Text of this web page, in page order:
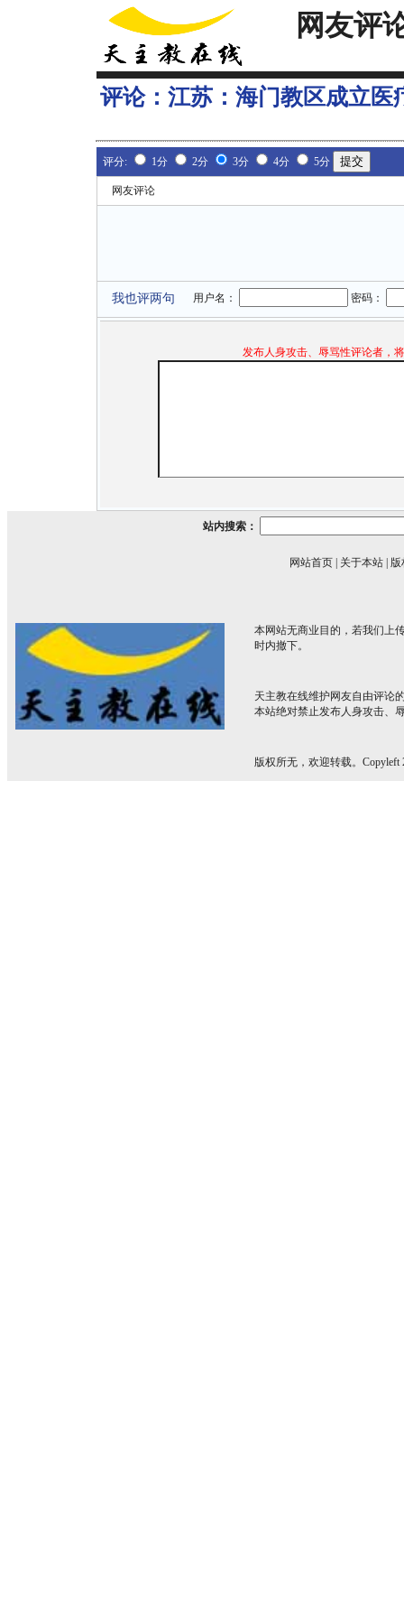
网友评
评论： 江苏：海门教区成立医
评分: 1分 2分 3分 4分 5分
网友评论
我也评两句 用户名： 密码：
发布人身攻击、辱骂性评论者，
站内搜索：
网站首页 关于本站 版
本网站无商业目的，若我们上
时内撤下。
天主教在线维护网友自由评论
本站绝对禁止发布人身攻击、
版权所无，欢迎转载。